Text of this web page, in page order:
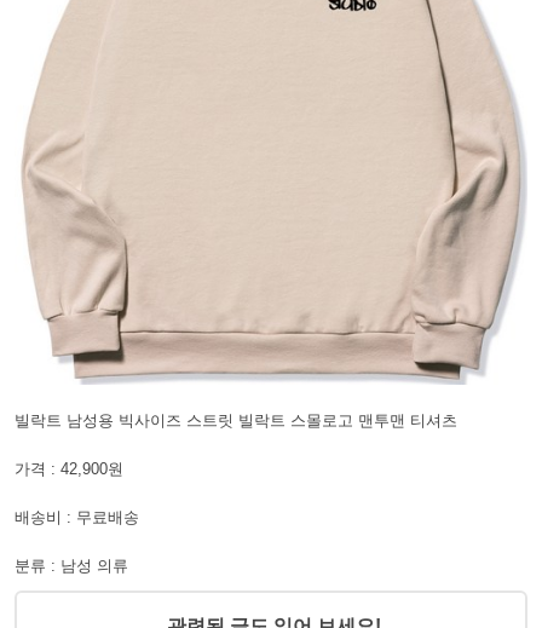
빌락트 남성용 빅사이즈 스트릿 빌락트 스몰로고 맨투맨 티셔츠
가격 : 42,900원
배송비 : 무료배송
분류 : 남성 의류